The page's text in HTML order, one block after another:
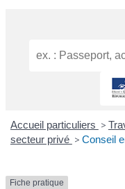
Accueil particuliers >
secteur privé > Conseil
Fiche pratique